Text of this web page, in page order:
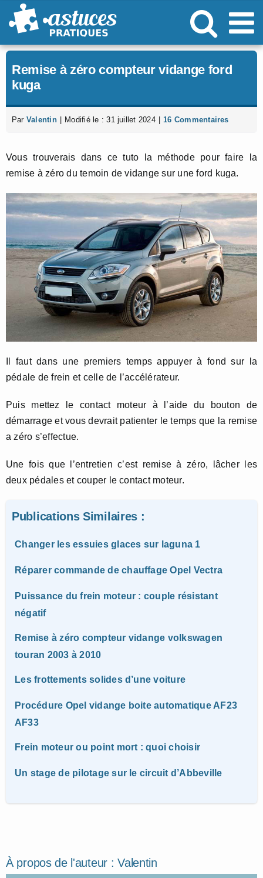
Passer
au
Remise à zéro compteur vidange ford
kuga
Par Valentin Modifié le : 31 juillet 2024 16 Commentaires
Vous trouverais dans ce tuto la méthode pour faire la
remise à zéro du temoin de vidange sur une ford kuga.
Il faut dans une premiers temps appuyer à fond sur la
pédale de frein et celle de l’accélérateur.
Puis mettez le contact moteur à l’aide du bouton de
démarrage et vous devrait patienter le temps que la remise
a zéro s’effectue.
Une fois que l’entretien c’est remise à zéro, lâcher les
deux pédales et couper le contact moteur.
Publications Similaires :
Changer les essuies glaces sur laguna 1
Réparer commande de chauffage Opel Vectra
Puissance du frein moteur : couple résistant
négatif
Remise à zéro compteur vidange volkswagen
touran 2003 à 2010
Les frottements solides d’une voiture
Procédure Opel vidange boite automatique AF23
AF33
Frein moteur ou point mort : quoi choisir
Un stage de pilotage sur le circuit d’Abbeville
À propos de l'auteur :Valentin